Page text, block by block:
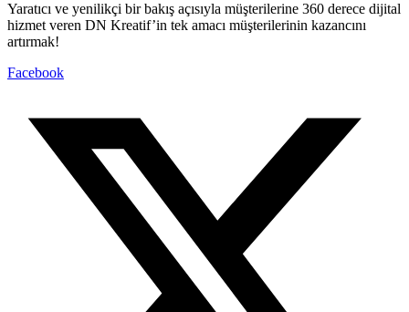
Yaratıcı ve yenilikçi bir bakış açısıyla müşterilerine 360 derece dijital
hizmet veren DN Kreatif’in tek amacı müşterilerinin kazancını
artırmak!
Facebook